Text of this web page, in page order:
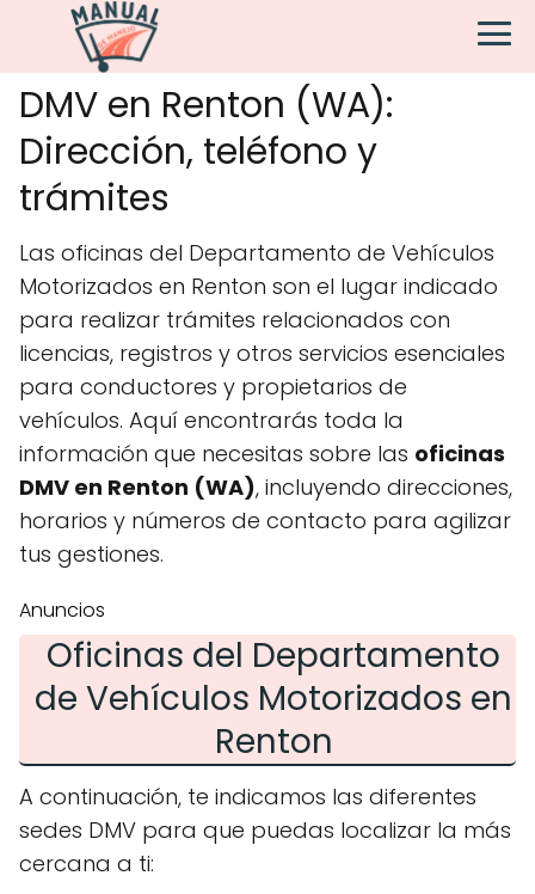
DMV en Renton (WA):
Dirección, teléfono y
trámites
Las oficinas del Departamento de Vehículos
Motorizados en Renton son el lugar indicado
para realizar trámites relacionados con
licencias, registros y otros servicios esenciales
para conductores y propietarios de
vehículos. Aquí encontrarás toda la
información que necesitas sobre las oficinas
DMV en Renton (WA), incluyendo direcciones,
horarios y números de contacto para agilizar
tus gestiones.
Anuncios
Oficinas del Departamento
de Vehículos Motorizados en
Renton
A continuación, te indicamos las diferentes
sedes DMV para que puedas localizar la más
cercana a ti: